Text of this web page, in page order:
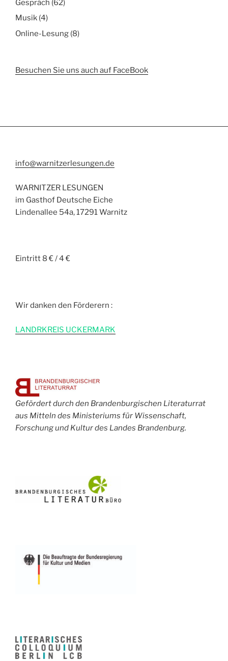
Gespräch (62)
Musik (4)
Online-Lesung (8)
Besuchen Sie uns auch auf FaceBook
info@warnitzerlesungen.de
WARNITZER LESUNGEN
im Gasthof Deutsche Eiche
Lindenallee 54a, 17291 Warnitz
Eintritt 8 € / 4 €
Wir danken den Förderern :
LANDRKREIS UCKERMARK
Gefördert durch den Brandenburgischen Literaturrat
aus Mitteln des Ministeriums für Wissenschaft,
Forschung und Kultur des Landes Brandenburg.